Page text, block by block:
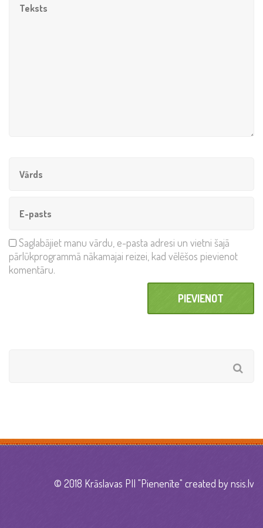
Saglabājiet manu vārdu, e-pasta adresi un vietni šajā
pārlūkprogrammā nākamajai reizei, kad vēlēšos pievienot
komentāru.
© 2018 Krāslavas PII "Pienenīte" created bynsis.lv